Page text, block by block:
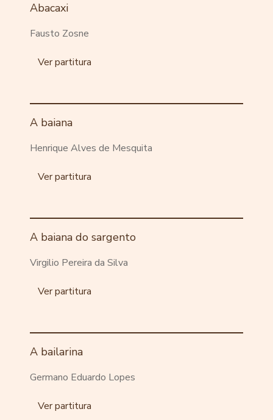
Abacaxi
Fausto Zosne
Ver partitura
A baiana
Henrique Alves de Mesquita
Ver partitura
A baiana do sargento
Virgilio Pereira da Silva
Ver partitura
A bailarina
Germano Eduardo Lopes
Ver partitura